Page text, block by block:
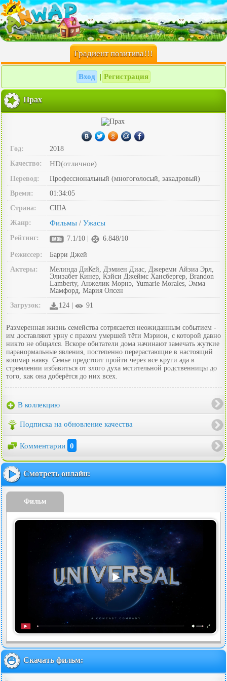
Градиент позитива!!!
Вход Регистрация
Прах
Год:
2018
Качество:
HD(отличное)
Перевод:
Профессиональный (многоголосый, закадровый)
Время:
01:34:05
Страна:
США
Жанр:
Фильмы / Ужасы
Рейтинг: 7.1/10 | 6.848/10
Режиссер:
Барри Джей
Актеры:
Мелинда ДиКей, Дэмиен Диас, Джереми Айзиа Эрл,
Элизабет Кинер, Кэйси Джеймс Хансбергер, Brandon
Lamberty, Анжелик Морнэ, Yumarie Morales, Эмма
Мамфорд, Мария Олсен
Загрузок:
124 | 91
Размеренная жизнь семейства сотрясается неожиданным событием -
им доставляют урну с прахом умершей тёти Мэрион, с которой давно
никто не общался. Вскоре обитатели дома начинают замечать жуткие
паранормальные явления, постепенно перерастающие в настоящий
кошмар наяву. Семье предстоит пройти через все круги ада в
стремлении избавиться от злого духа мстительной родственницы до
того, как она доберётся до них всех.
В коллекцию
Подписка на обновление качества
Комментарии 0
Смотреть онлайн:
Фильм
Скачать фильм: